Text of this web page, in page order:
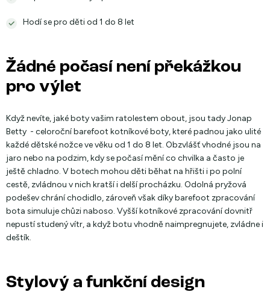
Hodí se pro děti od 1 do 8 let
Žádné počasí není překážkou
pro výlet
Když nevíte, jaké boty vašim ratolestem obout, jsou tady Jonap
Betty - celoroční barefoot kotníkové boty, které padnou jako ulité
každé dětské nožce ve věku od 1 do 8 let. Obzvlášť vhodné jsou na
jaro nebo na podzim, kdy se počasí mění co chvilka a často je
ještě chladno. V botech mohou děti běhat na hřišti i po polní
cestě, zvládnou v nich kratší i delší procházku. Odolná pryžová
podešev chrání chodidlo, zároveň však díky barefoot zpracování
bota simuluje chůzi naboso. Vyšší kotníkové zpracování dovnitř
nepustí studený vítr, a když botu vhodně naimpregnujete, zvládne i
deštík.
Stylový a funkční design